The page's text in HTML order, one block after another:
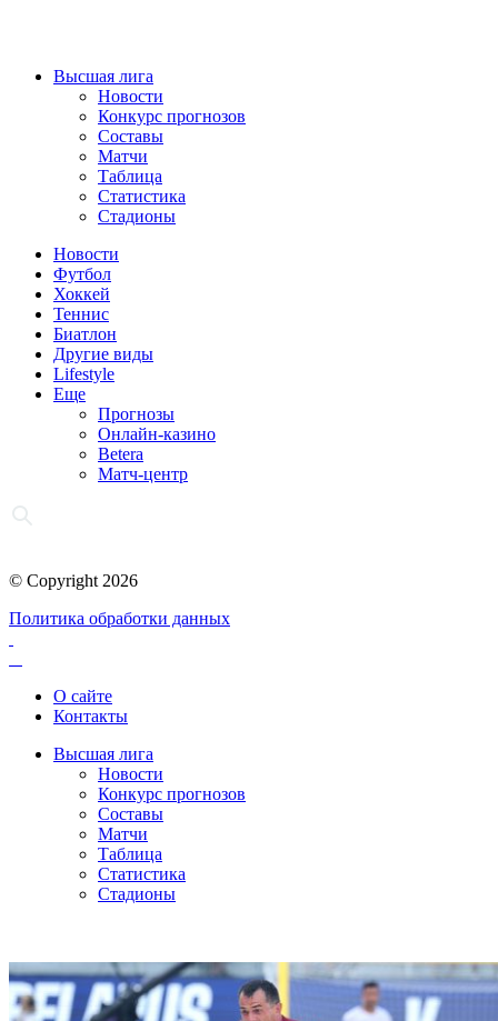
Высшая лига
Новости
Конкурс прогнозов
Составы
Матчи
Таблица
Статистика
Стадионы
Новости
Футбол
Хоккей
Теннис
Биатлон
Другие виды
Lifestyle
Еще
Прогнозы
Онлайн-казино
Betera
Матч-центр
© Copyright 2026
Политика обработки данных
О сайте
Контакты
Высшая лига
Новости
Конкурс прогнозов
Составы
Матчи
Таблица
Статистика
Стадионы